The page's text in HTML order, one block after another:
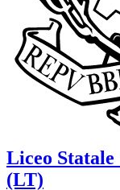
Liceo Statale
(LT)